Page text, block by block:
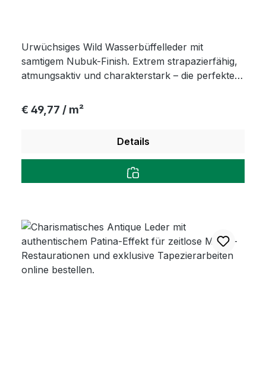
Urwüchsiges Wild Wasserbüffelleder mit
samtigem Nubuk-Finish. Extrem strapazierfähig,
atmungsaktiv und charakterstark – die perfekte
Accessoires.
Regulärer Preis:
€ 49,77 / m²
Details